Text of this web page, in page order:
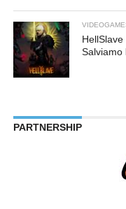
Salviamo
PARTNERSHIP